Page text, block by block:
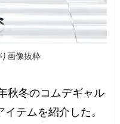
画像抜粋
秋冬のコムデギャル
テムを紹介した。